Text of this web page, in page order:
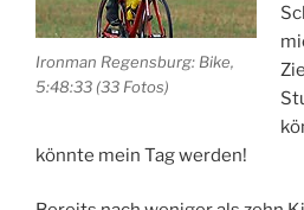
Ironman Regensburg: Bike,
5:48:33 (33 Fotos)
könnte mein Tag werden!